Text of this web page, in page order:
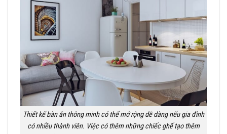
Thiết kế bàn ăn thông minh có thể mở rộng dễ dàng nếu gia đình
có nhiều thành viên. Việc có thêm những chiếc ghế tạo thêm